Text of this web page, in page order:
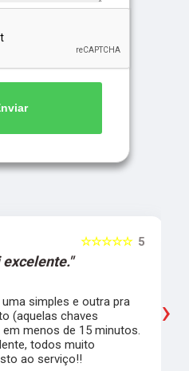
5
☆☆☆☆☆
simples e outra pra
(aquelas chaves
menos de 15 minutos.
todos muito
ao serviço!!
›